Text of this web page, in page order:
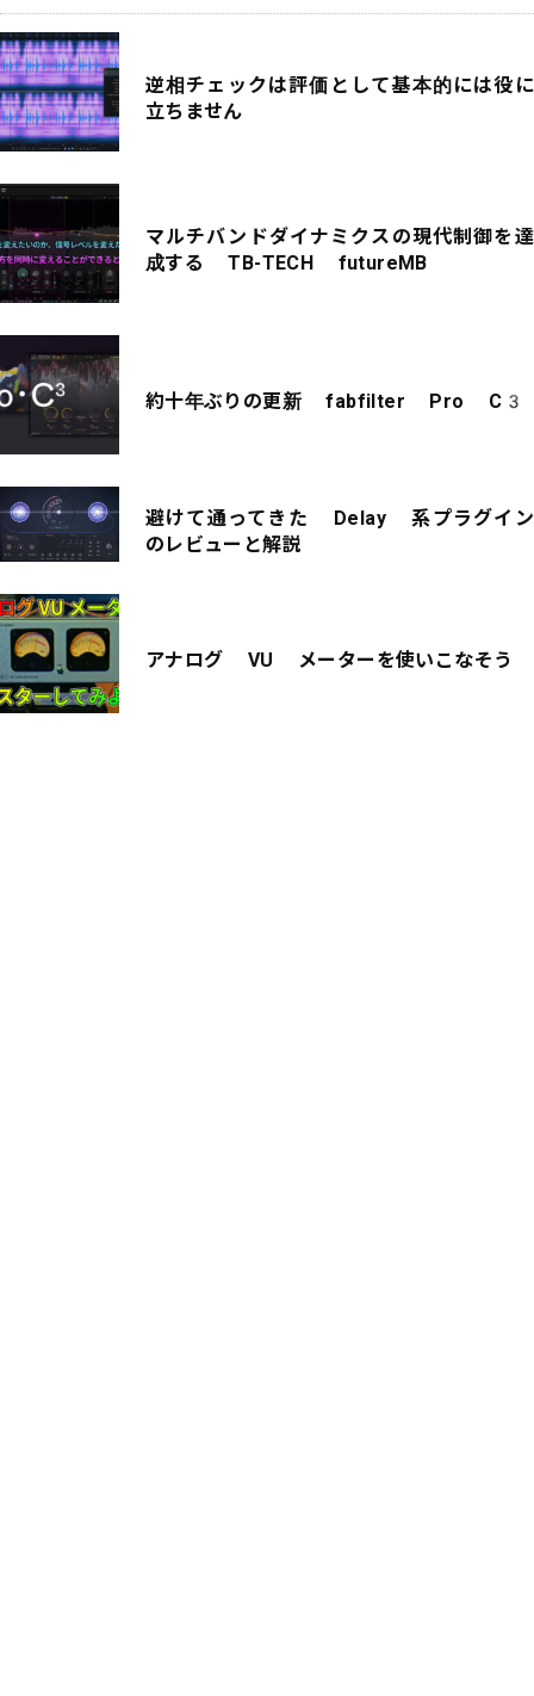
逆相チェックは評価として基本的には役に
立ちません
マルチバンドダイナミクスの現代制御を達
成する TB-TECH futureMB
約十年ぶりの更新 fabfilter Pro C3
避けて通ってきた Delay 系プラグイン
のレビューと解説
アナログ VU メーターを使いこなそう